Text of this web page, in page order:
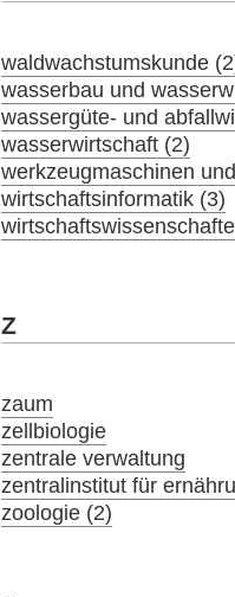
waldwachstumskunde
wasserbau und
wassergüte- und
wasserwirtschaft (2)
werkzeugmaschinen
wirtschaftsinformatik (3)
Z
zaum
zellbiologie
zentrale verwaltung
zentralinstitut für
zoologie (2)